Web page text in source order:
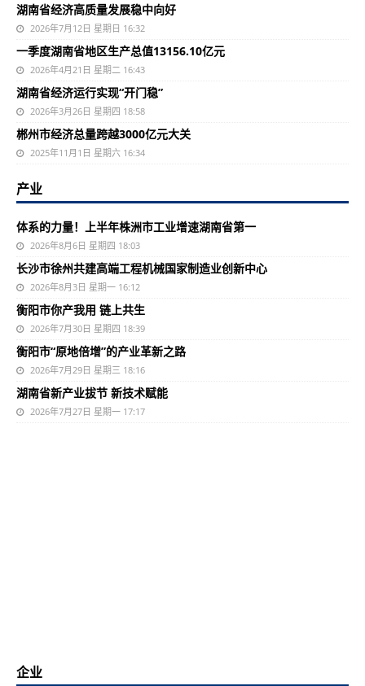
湖南省经济高质量发展稳中向好
2026年7月12日 星期日 16:32
一季度湖南省地区生产总值13156.10亿元
2026年4月21日 星期二 16:43
湖南省经济运行实现“开门稳”
2026年3月26日 星期四 18:58
郴州市经济总量跨越3000亿元大关
2025年11月1日 星期六 16:34
产业
体系的力量！上半年株洲市工业增速湖南省第一
2026年8月6日 星期四 18:03
长沙市徐州共建高端工程机械国家制造业创新中心
2026年8月3日 星期一 16:12
衡阳市你产我用 链上共生
2026年7月30日 星期四 18:39
衡阳市“原地倍增”的产业革新之路
2026年7月29日 星期三 18:16
湖南省新产业拔节 新技术赋能
2026年7月27日 星期一 17:17
企业